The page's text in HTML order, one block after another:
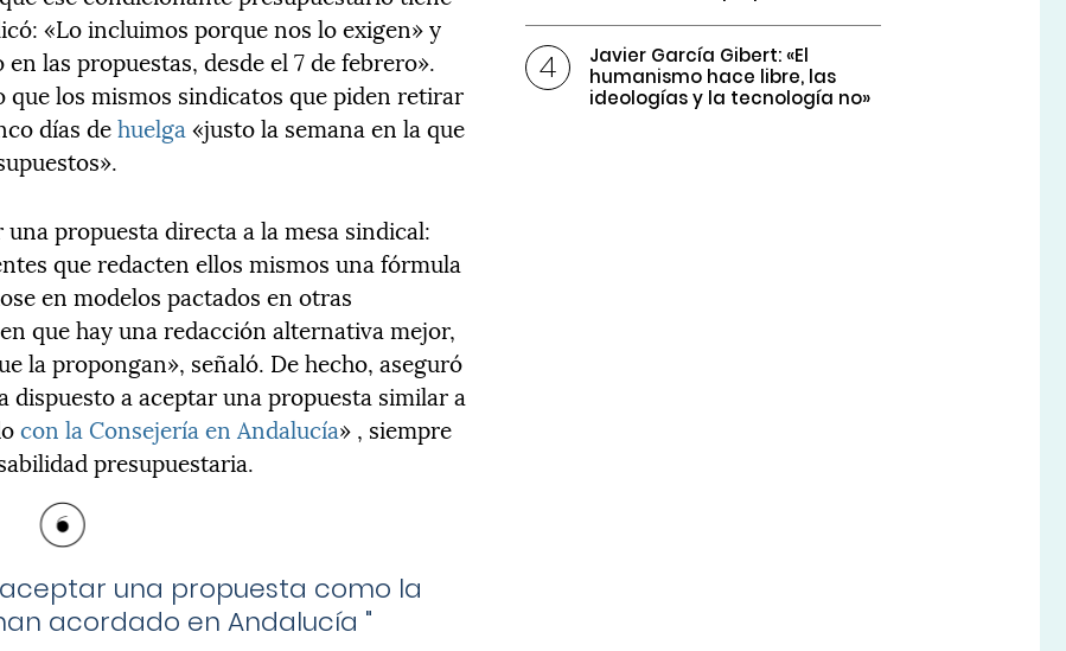
«Lo incluimos porque nos lo exigen» y
las propuestas, desde el 7 de febrero».
los mismos sindicatos que piden retirar
días dehuelga«justo la semana en la que
propuesta directa a la mesa sindical:
que redacten ellos mismos una fórmula
en modelos pactados en otras
que hay una redacción alternativa mejor,
la propongan», señaló. De hecho, aseguró
dispuesto a aceptar una propuesta similar a
con la Consejería en Andalucía» , siempre
presupuestaria.
una propuesta como la
acordado en Andalucía "
Javier García Gibert: «El
humanismo hace libre, las
ideologías y la tecnología no»